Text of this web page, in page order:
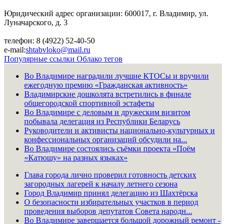
Юридический адрес организации: 600017, г. Владимир, ул.
Луначарского, д. 3
телефон: 8 (4922) 52-40-50
e-mail:shtabvloko@mail.ru
Популярные ссылки Облако тегов
Во Владимире наградили лучшие КТОСы и вручили
ежегодную премию «Гражданская активность»
Владимирские дошколята встретились в финале
общегородской спортивной эстафеты
Во Владимире с деловым и дружеским визитом
побывала делегация из Республики Беларусь
Руководители и активисты национально-культурных и
конфессиональных организаций обсудили на...
Во Владимире состоялись съёмки проекта «Поём
«Катюшу» на разных языках»
Глава города лично проверил готовность детских
загородных лагерей к началу летнего сезона
Город Владимир принял делегацию из Шахтёрска
О безопасности избирательных участков в период
проведения выборов депутатов Совета народн...
Во Владимире завершается большой дорожный ремонт -